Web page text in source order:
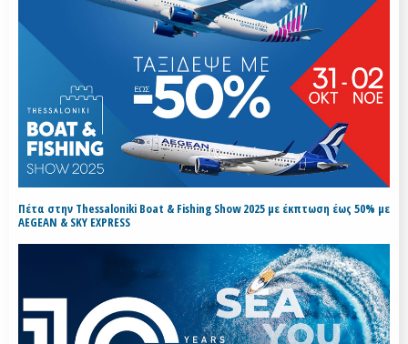
Πέτα στην Thessaloniki Boat & Fishing Show 2025 με έκπτωση έως 50% με
AEGEAN & SKY EXPRESS